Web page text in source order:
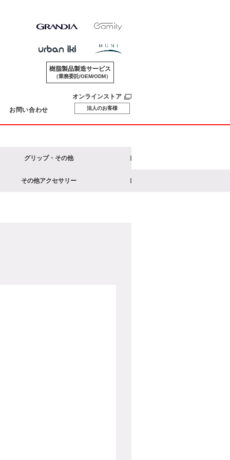
樹脂製品製造サービス
（業務委託/OEM/ODM）
お問い合わせ
オンラインストア
法人のお客様
グリップ・その他
その他アクセサリー